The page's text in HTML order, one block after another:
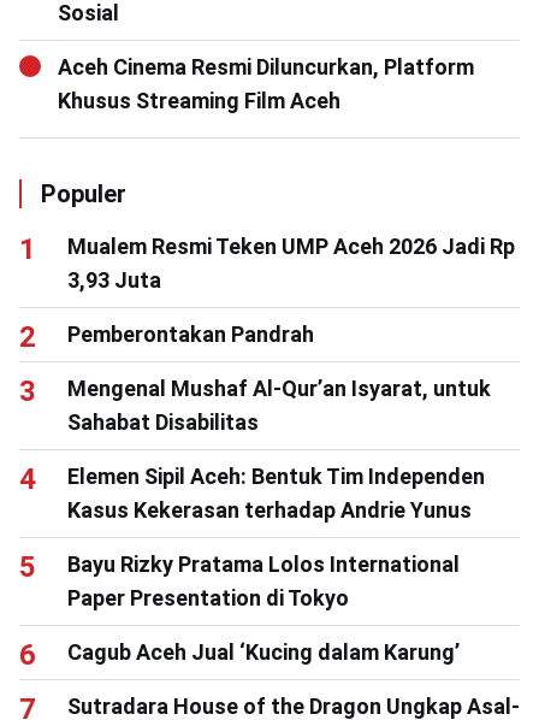
Sosial
Aceh Cinema Resmi Diluncurkan, Platform
Khusus Streaming Film Aceh
Populer
Mualem Resmi Teken UMP Aceh 2026 Jadi Rp
3,93 Juta
Pemberontakan Pandrah
Mengenal Mushaf Al-Qur’an Isyarat, untuk
Sahabat Disabilitas
Elemen Sipil Aceh: Bentuk Tim Independen
Kasus Kekerasan terhadap Andrie Yunus
Bayu Rizky Pratama Lolos International
Paper Presentation di Tokyo
Cagub Aceh Jual ‘Kucing dalam Karung’
Sutradara House of the Dragon Ungkap Asal-